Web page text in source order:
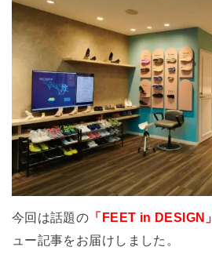
今回は話題の 「FEET in DESIGN」
ュー記事をお届けしました。